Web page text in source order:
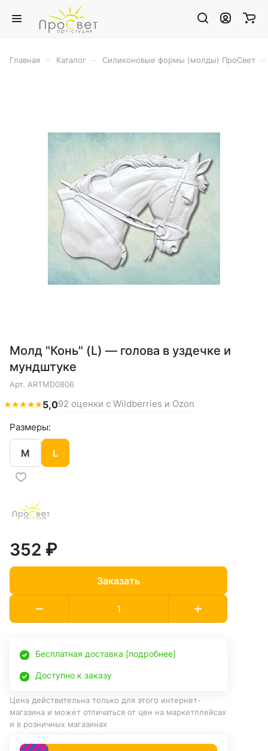
Главная Каталог Силиконовые формы (молды) ПроСвет
Молд "Конь" (L) — голова в уздечке и
мундштуке
Арт. ARTMD0806
★★★★★5,092 оценки с Wildberries и Ozon
Размеры:
M L
352 ₽
Заказать
Бесплатная доставка [подробнее]
Доступно к заказу
Цена действительна только для этого интернет-
магазина и может отличаться от цен на маркетплейсах
и в розничных магазинах